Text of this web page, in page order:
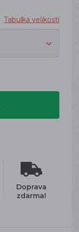
Tabulka velikostí
Doprava
zdarma!